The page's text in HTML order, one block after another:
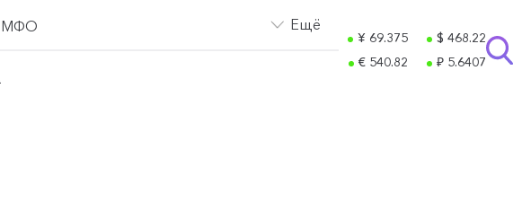
МФО Ещё
¥ 69.375
$ 468.22
€ 540.82
₽ 5.6407